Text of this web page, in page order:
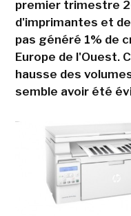
premier trimestre
d'imprimantes et
pas généré 1% de
Europe de l'Ouest.
hausse des
semble avoir été